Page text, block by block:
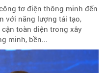
tơ điện thông minh đến
với năng lượng tái tạo,
toàn diện trong xây
minh, bền...